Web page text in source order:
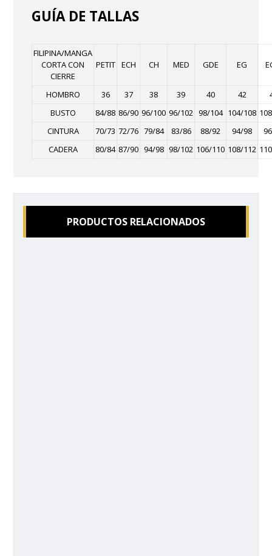
GUÍA DE TALLAS
FILIPINA/MANGA
CORTA CON
CIERRE
PETIT ECH CH MED GDE EG
HOMBRO 36 37 38 39 40 42
BUSTO
84/88 86/90 96/100 96/102 98/104 104/108
CINTURA
70/73 72/76 79/84 83/86 88/92 94/98
CADERA
80/84 87/90 94/98 98/102 106/110 108/112
PRODUCTOS RELACIONADOS